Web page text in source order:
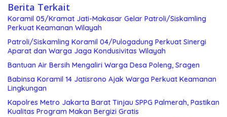
Berita Terkait
Koramil 05/Kramat Jati-Makasar Gelar Patroli/Siskamling
Perkuat Keamanan Wilayah
Patroli/Siskamling Koramil 04/Pulogadung Perkuat Sinergi
Aparat dan Warga Jaga Kondusivitas Wilayah
Bantuan Air Bersih Mengaliri Warga Desa Poleng, Sragen
Babinsa Koramil 14 Jatisrono Ajak Warga Perkuat Keamanan
Lingkungan
Kapolres Metro Jakarta Barat Tinjau SPPG Palmerah, Pastikan
Kualitas Program Makan Bergizi Gratis